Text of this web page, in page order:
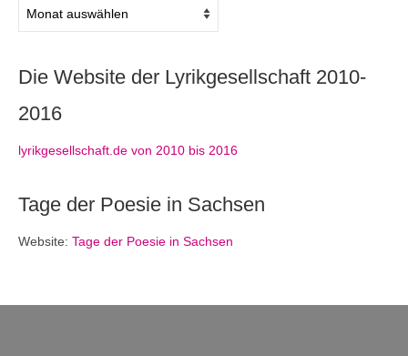
Die Website der Lyrikgesellschaft 2010-
2016
lyrikgesellschaft.de von 2010 bis 2016
Tage der Poesie in Sachsen
Website: Tage der Poesie in Sachsen